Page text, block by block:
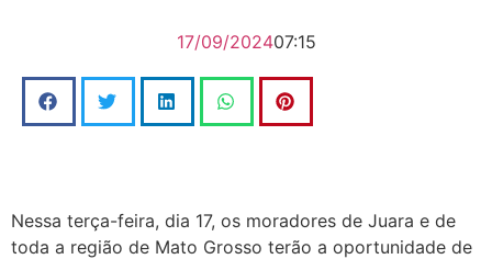
17/09/202407:15
Nessa terça-feira, dia 17, os moradores de Juara e de
toda a região de Mato Grosso terão a oportunidade de